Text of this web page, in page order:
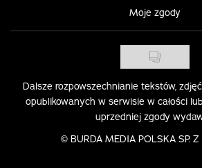
Moje zgody
Dalsze rozpowszechnianie tekstów,
opublikowanych w serwisie w całości
uprzedniej zgody
© BURDA MEDIA POLSKA SP.